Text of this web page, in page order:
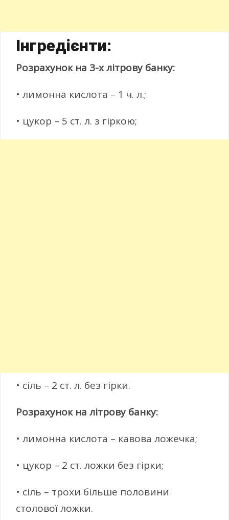
Інгредієнти:
Розрахунок на 3-х літрову банку:
• лимонна кислота – 1 ч. л.;
• цукор – 5 ст. л. з гіркою;
• сіль – 2 ст. л. без гірки.
Розрахунок на літрову банку:
• лимонна кислота – кавова ложечка;
• цукор – 2 ст. ложки без гірки;
• сіль – трохи більше половини
столової ложки.